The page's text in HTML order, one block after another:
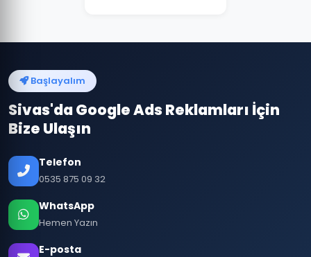
Başlayalım
Sivas'da Google Ads Reklamları İçin
Bize Ulaşın
Telefon
0535 875 09 32
WhatsApp
Hemen Yazın
E-posta